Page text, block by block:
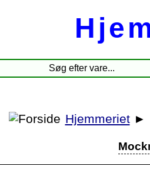
Hjemmeriet ►